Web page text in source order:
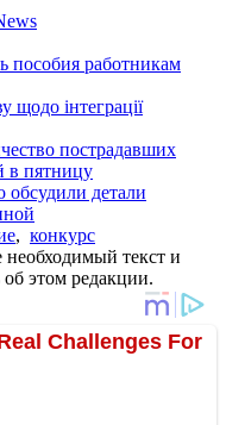
пособия работникам
щодо інтеграції
пострадавших
в пятницу
обсудили детали
, конкурс
текст и
этом редакции.